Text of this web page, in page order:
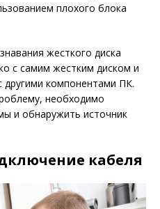
плохого блока
жесткого диска
с самим жестким диском и
другими компонентами ПК.
необходимо
и обнаружить источник
кабеля